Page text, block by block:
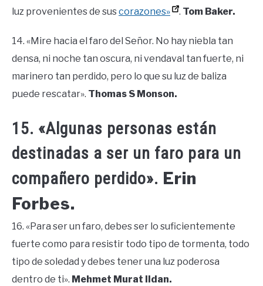
luz provenientes de suscorazones» . Tom Baker.
14. «Mire hacia el faro del Señor. No hay niebla tan
densa, ni noche tan oscura, ni vendaval tan fuerte, ni
marinero tan perdido, pero lo que su luz de baliza
puede rescatar». Thomas S Monson.
15. «Algunas personas están
destinadas a ser un faro para un
compañero perdido». Erin
Forbes.
16. «Para ser un faro, debes ser lo suficientemente
fuerte como para resistir todo tipo de tormenta, todo
tipo de soledad y debes tener una luz poderosa
dentro de ti». Mehmet Murat Ildan.